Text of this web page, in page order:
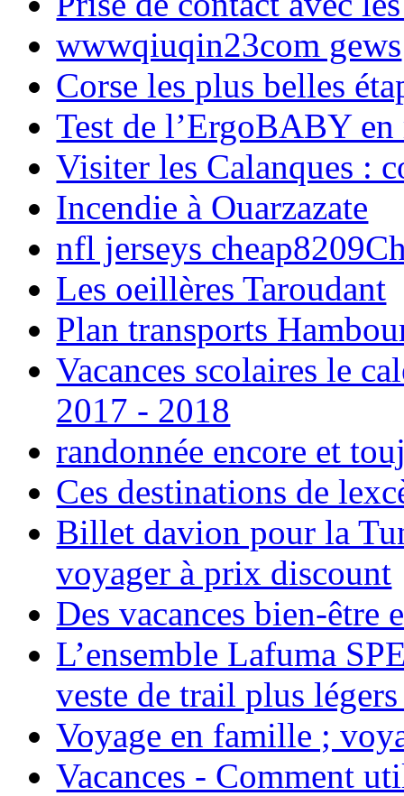
wwwqiuqin23com gews
Corse les plus belles
Test de l’ErgoBABY en
Visiter les Calanques :
Incendie à Ouarzazate
nfl jerseys
Les oeillères Taroudant
Plan transports
Vacances scolaires le
2017 - 2018
randonnée encore et
Ces destinations de
Billet davion pour la
voyager à prix discount
Des vacances bien-être
L’ensemble Lafuma
veste de trail plus
Voyage en famille ;
Vacances - Comment